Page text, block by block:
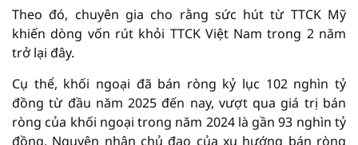
Theo đó, chuyên gia cho rằng sức hút từ TTCK Mỹ
khiến dòng vốn rút khỏi TTCK Việt Nam trong 2 năm
trở lại đây.
Cụ thể, khối ngoại đã bán ròng kỷ lục 102 nghìn tỷ
đồng từ đầu năm 2025 đến nay, vượt qua giá trị bán
ròng của khối ngoại trong năm 2024 là gần 93 nghìn tỷ
đồng. Nguyên nhân chủ đạo của xu hướng bán ròng